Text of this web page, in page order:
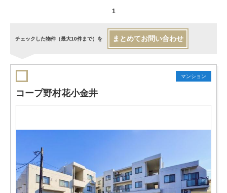
1
チェックした物件（最大10件まで）を まとめてお問い合わせ
マンション
コープ野村花小金井